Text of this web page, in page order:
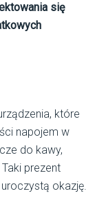
się
które
napojem w
do kawy,
prezent
okazję.